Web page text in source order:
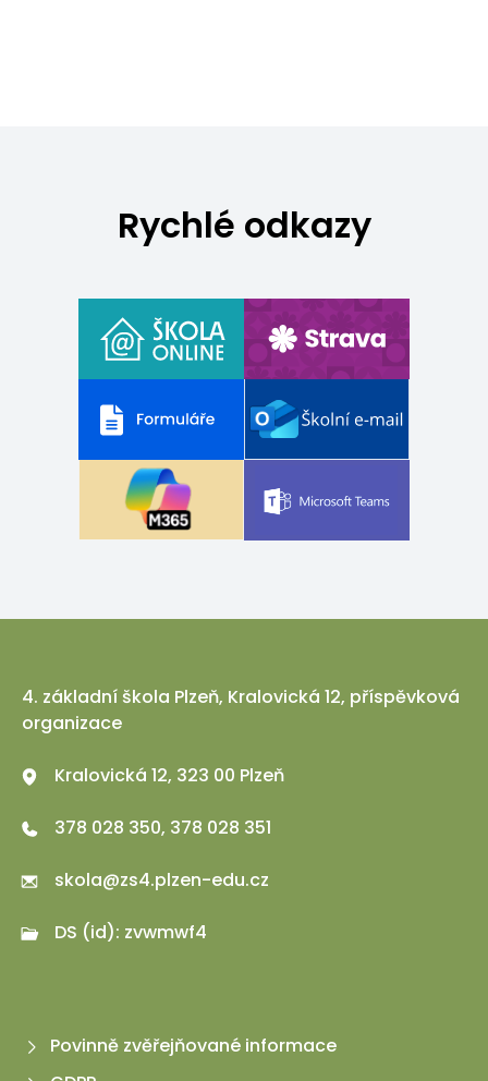
Rychlé odkazy
4. základní škola Plzeň, Kralovická 12, příspěvková
organizace
Kralovická 12, 323 00 Plzeň
378 028 350, 378 028 351
skola@zs4.plzen-edu.cz
DS (id): zvwmwf4
Povinně zvěřejňované informace